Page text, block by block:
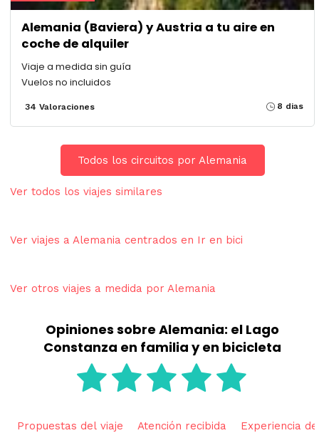
Alemania (Baviera) y Austria a tu aire en
coche de alquiler
Viaje a medida sin guía
Vuelos no incluidos
34 Valoraciones 8 dias
Todos los circuitos por Alemania
Ver todos los viajes similares
Ver viajes a Alemania centrados en Ir en bici
Ver otros viajes a medida por Alemania
Opiniones sobre Alemania: el Lago
Constanza en familia y en bicicleta
Propuestas del viaje Atención recibida Experiencia